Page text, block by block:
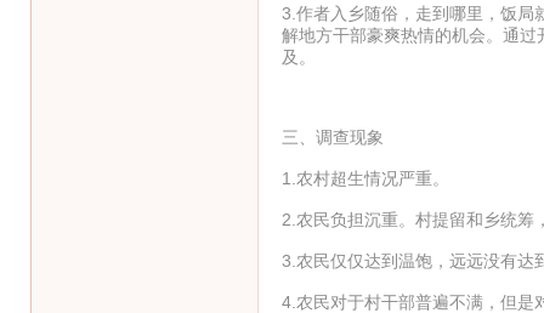
3.作者入乡随俗，走到哪里，饭局
解地方干部豪爽热情的机会。通
及。
三、调查现象
1.农村超生情况严重。
2.农民负担沉重。村提留和乡统筹
3.农民仅仅达到温饱，远远没有达
4.农民对于村干部普遍不满，但是